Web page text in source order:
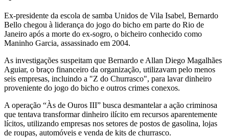
Ex-presidente da escola de samba Unidos de Vila Isabel, Bernardo
Bello chegou à liderança do jogo do bicho em parte do Rio de
Janeiro após a morte do ex-sogro, o bicheiro conhecido como
Maninho Garcia, assassinado em 2004.
As investigações suspeitam que Bernardo e Allan Diego Magalhães
Aguiar, o braço financeiro da organização, utilizavam pelo menos
seis empresas, incluindo a "Z do Churrasco", para lavar dinheiro
proveniente do jogo do bicho e outros crimes conexos.
A operação “Às de Ouros III” busca desmantelar a ação criminosa
que tentava transformar dinheiro ilícito em recursos aparentemente
lícitos, utilizando empresas nos setores de postos de gasolina, lojas
de roupas, automóveis e venda de kits de churrasco.